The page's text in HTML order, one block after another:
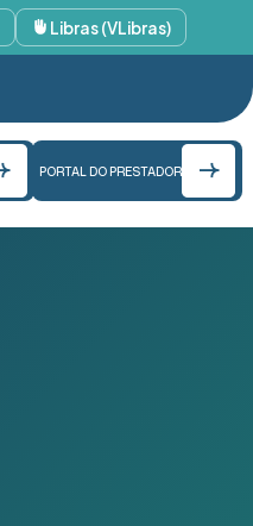
Libras (VLibras)
PORTAL DO PRESTADOR